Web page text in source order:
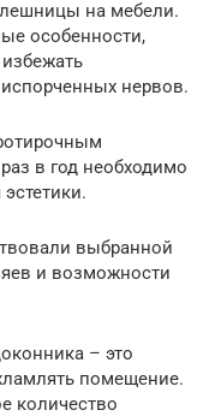
на мебели.
особенности,
нервов.
в год необходимо
выбранной
и возможности
– это
помещение.
количество